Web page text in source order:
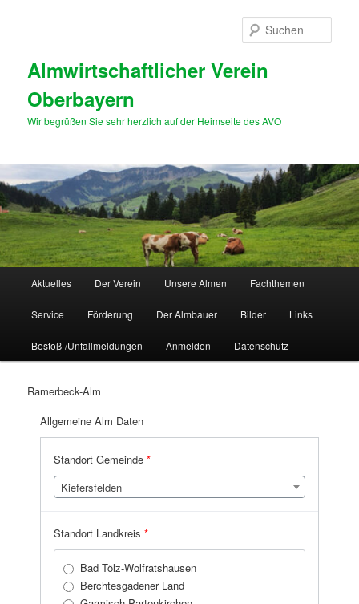
Almwirtschaftlicher Verein
Oberbayern
Wir begrüßen Sie sehr herzlich auf der Heimseite des AVO
Aktuelles Der Verein Unsere Almen Fachthemen
Service Förderung Der Almbauer Bilder Links
Bestoß-/Unfallmeldungen Anmelden Datenschutz
Ramerbeck-Alm
Allgemeine Alm Daten
Standort Gemeinde*
Kiefersfelden
Standort Landkreis*
Bad Tölz-Wolfratshausen
Berchtesgadener Land